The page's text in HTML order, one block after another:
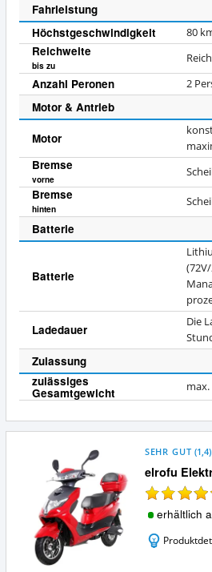
Fahrleistung
Höchstgeschwindigkeit
80
Reichweite
bis zu
Anzahl Peronen 2
Motor & Antrieb
Motor
Bremse
vorne
Bremse
hinten
Batterie
Batterie
Ladedauer
Die
Zulassung
zulässiges
Gesamtgewicht max.
elrofu
SEHR GUT (1,4)
erhältlich